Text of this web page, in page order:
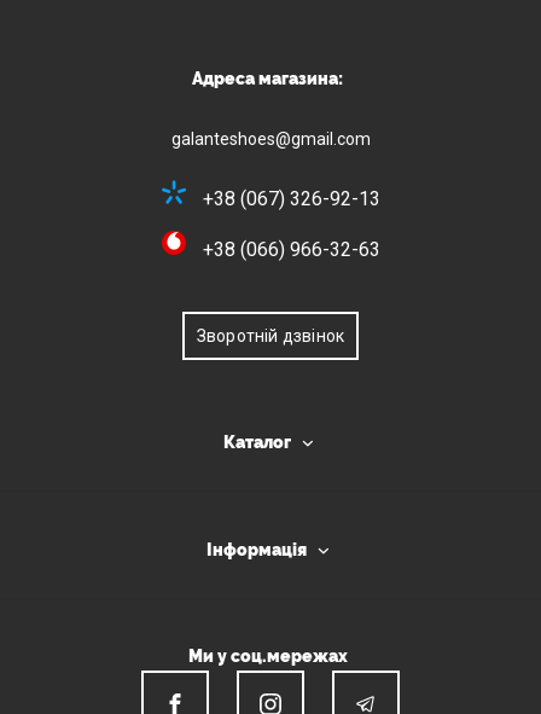
Адреса магазина:
galanteshoes@gmail.com
+38 (067) 326-92-13
+38 (066) 966-32-63
Зворотній дзвінок
Каталог
Інформація
Ми у соц.мережах